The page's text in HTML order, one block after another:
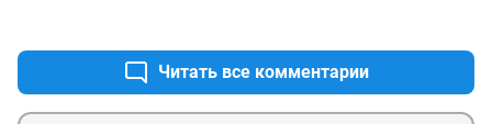
Читать все комментарии